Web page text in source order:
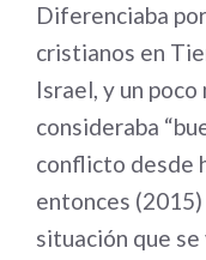
Diferenciaba
cristianos en
Israel, y un poco
consideraba
conflicto desde
entonces (2015)
situación que